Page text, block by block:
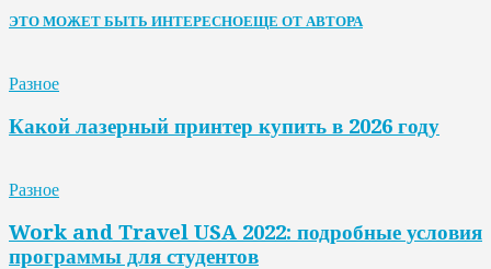
ЭТО МОЖЕТ БЫТЬ ИНТЕРЕСНОЕЩЕ ОТ АВТОРА
Разное
Какой лазерный принтер купить в 2026 году
Разное
Work and Travel USA 2022: подробные условия
программы для студентов